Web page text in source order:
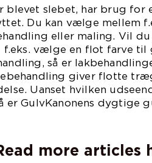
blevet slebet, har brug for
Du kan vælge mellem
eller maling. Vil
f.eks. vælge en flot farve
så er
giver flotte
Uanset hvilken
er GulvKanonens dygtige
more articles